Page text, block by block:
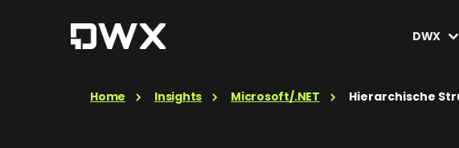
DWX
Home Insights Microsoft/.NET Hierarchische